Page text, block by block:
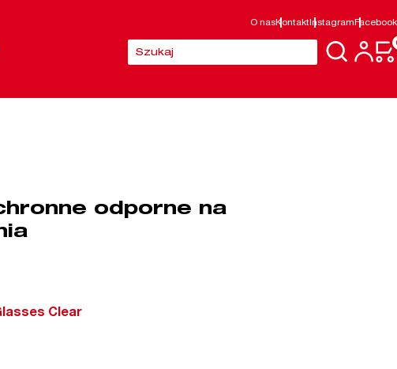
O nasKontakt Instagram Facebook
odporne na
Clear